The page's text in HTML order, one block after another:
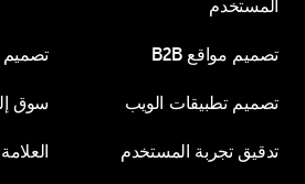
المستخدم
تصميم مواقع B2B
تصميم مواقع B2B
تصميم
تصميم تصميم تطبيقات الويب
تصميم تطبيقات الويب
سوق
سوق تدقيق تجربة المستخدم